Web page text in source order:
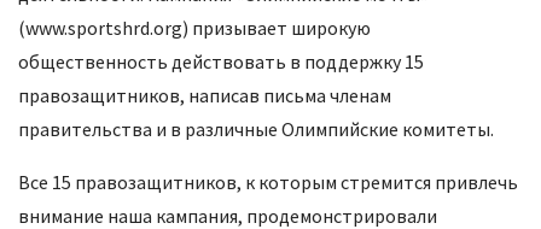
(www.sportshrd.org) призывает широкую
общественность действовать в поддержку 15
правозащитников, написав письма членам
правительства и в различные Олимпийские комитеты.
Все 15 правозащитников, к которым стремится привлечь
внимание наша кампания, продемонстрировали